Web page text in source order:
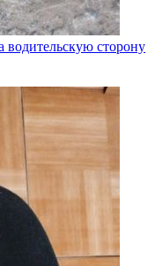
сторону